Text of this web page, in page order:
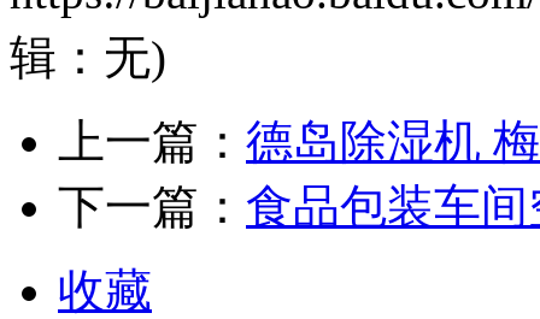
辑：无)
上一篇： 德岛除湿机
下一篇： 食品包装车
收藏